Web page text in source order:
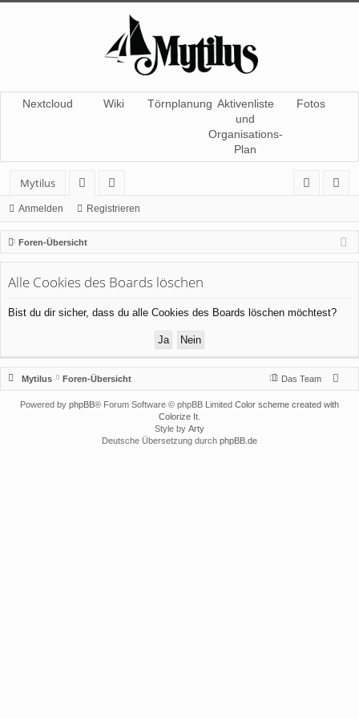
Nextcloud Wiki Törnplanung Aktivenliste
und
Organisations-
Plan
Fotos
Mytilus
or
en
itg
lie
de
m
el
n
ist
rie
n
Anmelden Registrieren
Foren-Übersicht
Alle Cookies des Boards löschen
Bist du dir sicher, dass du alle Cookies des Boards löschen möchtest?
Mytilus Foren-Übersicht Das Team
Powered by phpBB® Forum Software © phpBB Limited Color scheme created with
Colorize It
Style by Arty
Deutsche Übersetzung durch phpBB.de